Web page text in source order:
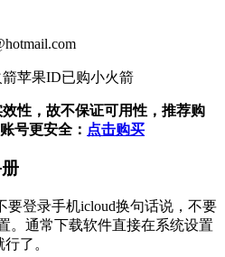
苹果ID已购小火箭
性，故不保证可用性， 推荐购
号更安全： 点击购买
要登录手机icloud换句话说，不要
。通常下载软件直接在系统设置
了。